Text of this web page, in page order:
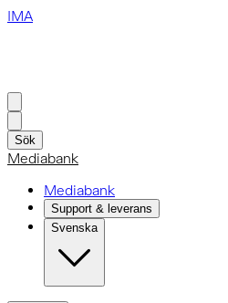
IMA
Sök
Mediabank
Mediabank
Support & leverans
Svenska